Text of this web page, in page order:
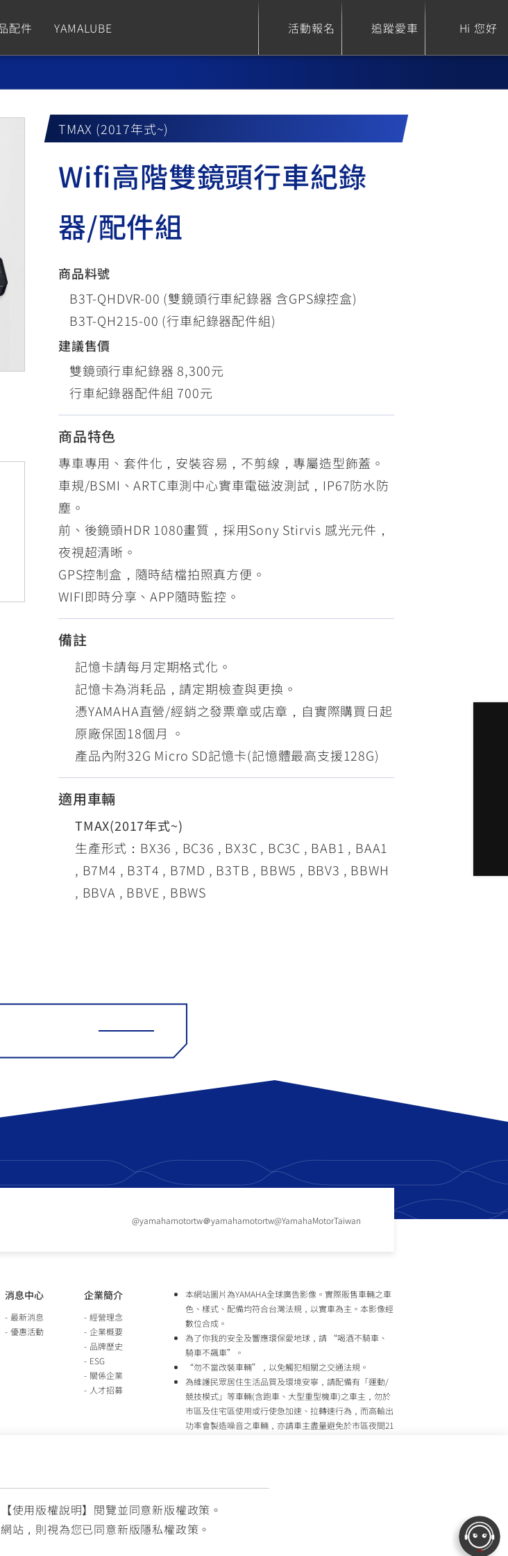
使用版權說明】閱覽並同意新版權政策。
站，則視為您已同意新版隱私權政策。
配件 YAMALUBE 活動報名 追蹤愛車 Hi 您好
Sport Heritage
MT-09
550+
MT-07
MT-15
XSR 700
550+
Fashion Adventure Family
Vinoora
BW'S
125
PW50
AXIS Z / Zii
125
瀏覽紀錄
TMAX (2017年式~)
Wifi高階雙鏡頭行車紀錄
器/配件組
商品料號
B3T-QHDVR-00 (雙鏡頭行車紀錄器 含GPS線控盒)
B3T-QH215-00 (行車紀錄器配件組)
建議售價
雙鏡頭行車紀錄器 8,300元
行車紀錄器配件組 700元
商品特色
專車專用、套件化，安裝容易，不剪線，專屬造型飾蓋。
車規/BSMI、ARTC車測中心實車電磁波測試，IP67防水防
塵。
前、後鏡頭HDR 1080畫質，採用Sony Stirvis 感光元件，
夜視超清晰。
GPS控制盒，隨時結檔拍照真方便。
WIFI即時分享、APP隨時監控。
備註
記憶卡請每月定期格式化。
記憶卡為消耗品，請定期檢查與更換。
憑YAMAHA直營/經銷之發票章或店章，自實際購買日起
原廠保固18個月 。
產品內附32G Micro SD記憶卡(記憶體最高支援128G)
適用車輛
TMAX(2017年式~)
生產形式：BX36 , BC36 , BX3C , BC3C , BAB1 , BAA1
, B7M4 , B3T4 , B7MD , B3TB , BBW5 , BBV3 , BBWH
, BBVA , BBVE , BBWS
@yamahamotortw＠yamahamotortw@YamahaMotorTaiwan
消息中心
最新消息
優惠活動
企業簡介
經營理念
企業概要
品牌歷史
ESG
關係企業
人才招募
本網站圖片為YAMAHA全球廣告影像。實際販售車輛之車
色、樣式、配備均符合台灣法規，以實車為主。本影像經
數位合成。
為了你我的安全及響應環保愛地球，請 “喝酒不騎車、
騎車不飆車”。
“勿不當改裝車輛”，以免觸犯相關之交通法規。
為維護民眾居住生活品質及環境安寧，請配備有「運動/
競技模式」等車輛(含跑車、大型重型機車)之車主，勿於
市區及住宅區使用或行使急加速、拉轉速行為，而高輸出
功率會製造噪音之車輛，亦請車主盡量避免於市區夜間21